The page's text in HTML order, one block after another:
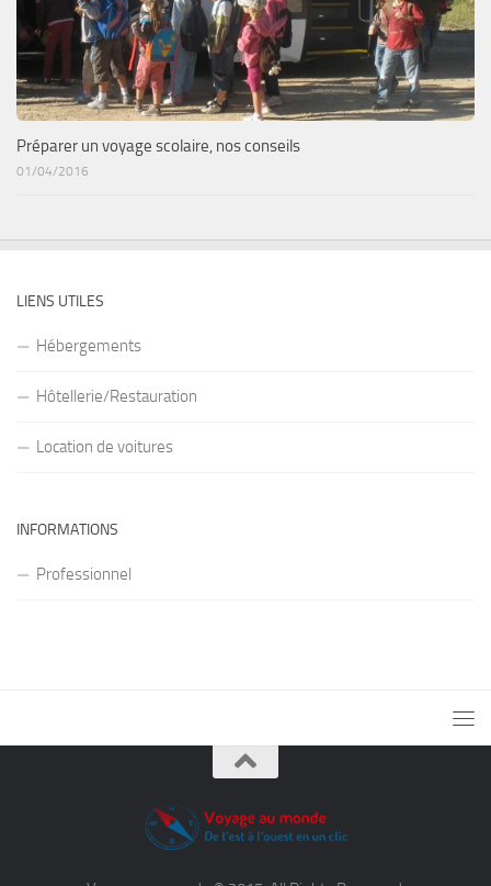
Préparer un voyage scolaire, nos conseils
01/04/2016
LIENS UTILES
Hébergements
Hôtellerie/Restauration
Location de voitures
INFORMATIONS
Professionnel